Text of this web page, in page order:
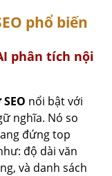
phổ biến
phân tích nội
nổi bật với
nghĩa. Nó so
đứng top
độ dài văn
và danh sách